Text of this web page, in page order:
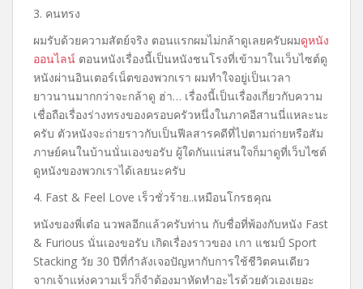
3. คนทรง
ผมรับด้วยความสัตย์จริง ตอนแรกผมไม่กล้าดูเลยครับผมดูหนัง
ออนไลน์ ตอนหนังเรื่องนี้เป็นหนังชนโรงที่เข้ามาในเว็บไซต์ดู
หนังผ่านอินเตอร์เน็ตของพวกเรา ผมทำใจอยู่เป็นเวลา
ยาวนานมากกว่าจะกล้าดู ฮ่า… เรื่องนี้เป็นเรื่องเกี่ยวกับความ
เชื่อถือเรื่องร่างทรงของครอบครัวหนึ่งในภาคอีสานนี่แหละนะ
ครับ ตัวหนังจะถ่ายราวกับเป็นฟีลสารคดีที่ไปตามถ่ายหรือสัม
ภาษย์คนในบ้านนั่นเองขอรับ ผู้ใดกันแน่สนใจก็มาดูที่เว็บไซต์
ดูหนังของพวกเราได้เลยนะครับ
4. Fast & Feel Love เร็วชั่วร้าย..เหมือนโกรธคุณ
หนังของพี่เต๋อ นวพลอีกแล้วครับท่าน กับชื่อที่พ้องกับหนัง Fast
& Furious นั่นเองขอรับ เกิดเรื่องราวของ เกา แชมป์ Sport
Stacking วัย 30 ปีที่กำลังเจอปัญหากับการใช้ชีวิตคนเดียว
จากเจ้าแห่งความเร็วก็จำต้องมาหัดทำอะไรด้วยตัวเองเยอะ